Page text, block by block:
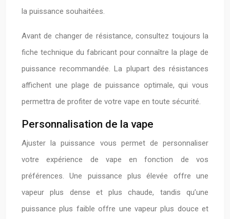
la puissance souhaitées.
Avant de changer de résistance, consultez toujours la
fiche technique du fabricant pour connaître la plage de
puissance recommandée. La plupart des résistances
affichent une plage de puissance optimale, qui vous
permettra de profiter de votre vape en toute sécurité.
Personnalisation de la vape
Ajuster la puissance vous permet de personnaliser
votre expérience de vape en fonction de vos
préférences. Une puissance plus élevée offre une
vapeur plus dense et plus chaude, tandis qu’une
puissance plus faible offre une vapeur plus douce et